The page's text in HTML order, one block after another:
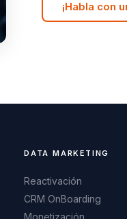
¡Habla con
DATA MARKETING
Reactivación
CRM OnBoarding
Monetización